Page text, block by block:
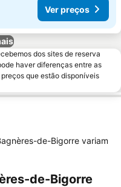
Ver preços
dos sites de reserva
haver diferenças entre as
que estão disponíveis
de-Bigorre variam
de-Bigorre